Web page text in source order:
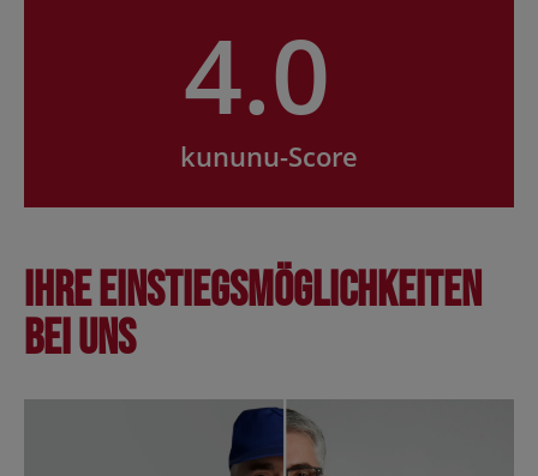
4.0
kununu-Score
Ihre Einstiegsmöglichkeiten
bei uns